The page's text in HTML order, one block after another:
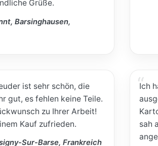
Grüße.
Barsinghausen,
ist sehr schön, die
gut, es fehlen keine Teile.
zu Ihrer Arbeit!
Kauf zufrieden.
Sur-Barse, Frankreich
Ich
sah